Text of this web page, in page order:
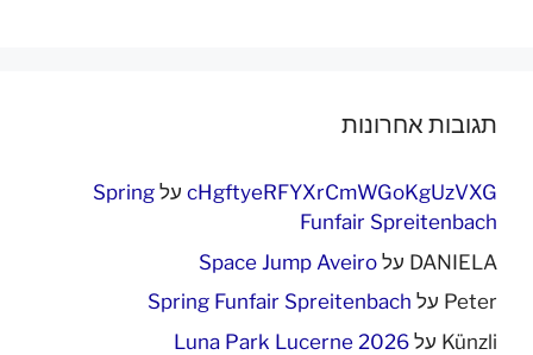
תגובות אחרונות
cHgftyeRFYXrCmWGoKgUzVXG על Spring
Funfair Spreitenbach
DANIELA על Space Jump Aveiro
Peter על Spring Funfair Spreitenbach
Künzli על Luna Park Lucerne 2026